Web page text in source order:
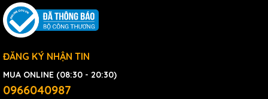
ĐĂNG KÝ NHẬN TIN
MUA ONLINE (08:30 - 20:30)
0966040987